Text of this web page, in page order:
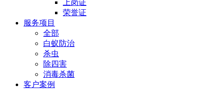
上岗证
荣誉证
服务项目
全部
白蚁防治
杀虫
除四害
消毒杀菌
客户案例